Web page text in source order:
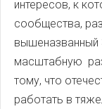
интересов, к
сообщества,
вышеназванный
масштабную
тому, что
работать в